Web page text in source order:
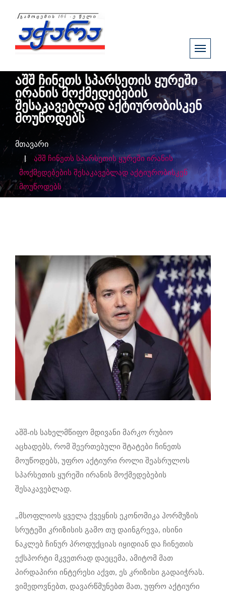
აშშ ჩინეთს სპარსეთის ყურეში
ირანის მოქმედებების
შესაკავებლად აქტიურობისკენ
მოუწოდებს
მთავარი
აშშ ჩინეთს სპარსეთის ყურეში ირანის
მოქმედებების შესაკავებლად აქტიურობისკენ
მოუწოდებს
აშშ-ის სახელმწიფო მდივანი მარკო რუბიო
აცხადებს, რომ შეერთებული შტატები ჩინეთს
მოუწოდებს, უფრო აქტიური როლი შეასრულოს
სპარსეთის ყურეში ირანის მოქმედებების
შესაკავებლად.
„მსოფლიოს ყველა ქვეყნის ეკონომიკა ჰორმუზის
სრუტეში კრიზისის გამო თუ დაინგრევა, ისინი
ნაკლებ ჩინურ პროდუქციას იყიდიან და ჩინეთის
ექსპორტი მკვეთრად დაეცემა, ამიტომ მათ
პირდაპირი ინტერესი აქვთ, ეს კრიზისი გადაიჭრას.
ვიმედოვნებთ, დავარწმუნებთ მათ, უფრო აქტიური